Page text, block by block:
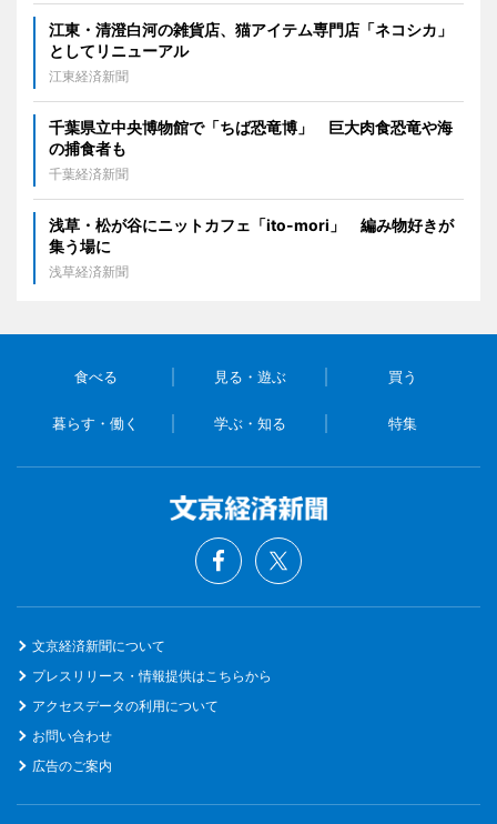
江東・清澄白河の雑貨店、猫アイテム専門店「ネコシカ」
としてリニューアル
江東経済新聞
千葉県立中央博物館で「ちば恐竜博」 巨大肉食恐竜や海
の捕食者も
千葉経済新聞
浅草・松が谷にニットカフェ「ito-mori」 編み物好きが
集う場に
浅草経済新聞
食べる 見る・遊ぶ 買う
暮らす・働く 学ぶ・知る 特集
文京経済新聞について
プレスリリース・情報提供はこちらから
アクセスデータの利用について
お問い合わせ
広告のご案内